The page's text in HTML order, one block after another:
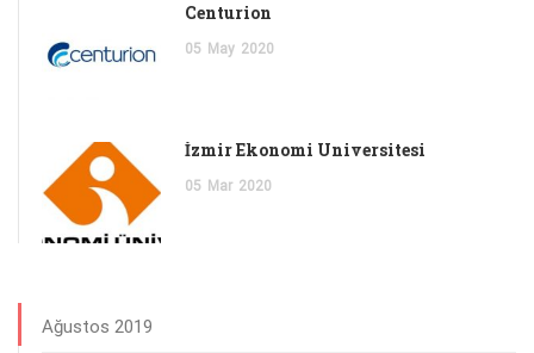
Centurion
05 May 2020
İzmir Ekonomi Üniversitesi
05 Mar 2020
Ağustos 2019